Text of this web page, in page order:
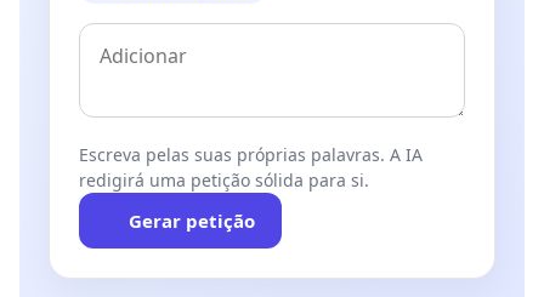
Com o intuito de tentar preservar esse espaço tão
importante, foi encaminhado aos órgãos
questão agora é que, se dependermos unicamente
da celeridade desses órgãos e pode ser tarde
demais.
Vamos ajudar a fazer com que essa petição recolha
muitas assinaturas e chegue à imprensa e
Escreva pelas suas próprias palavras. A IA
redigirá uma petição sólida para si.
Gerar petição